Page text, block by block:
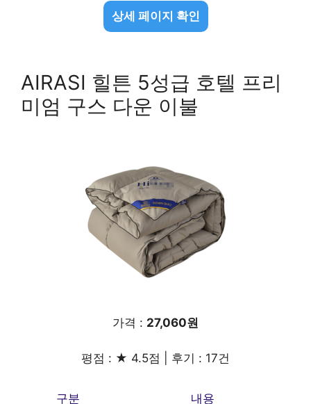
상세 페이지 확인
AIRASI 힐튼 5성급 호텔 프리
미엄 구스 다운 이불
가격 : 27,060원
평점 : ★ 4.5점 | 후기 : 17건
구분 내용